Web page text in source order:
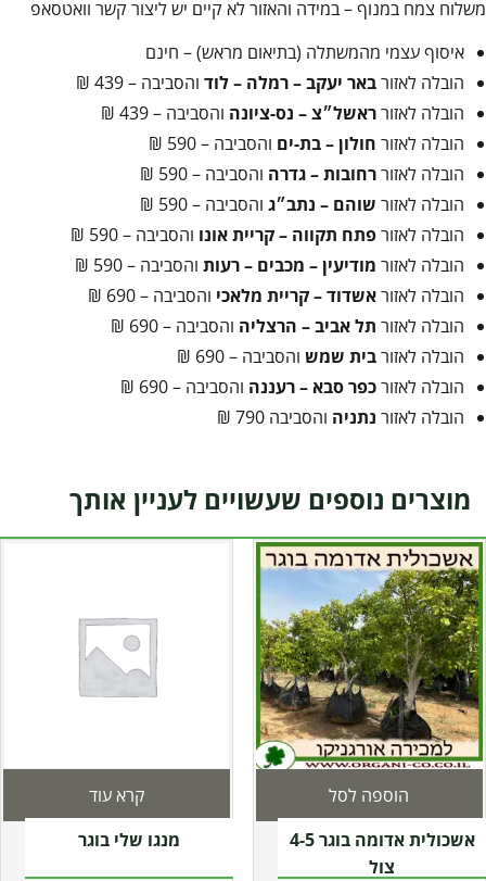
משלוח צמח במנוף – במידה והאזור לא קיים יש ליצור קשר וואטסאפ
איסוף עצמי מהמשתלה (בתיאום מראש) – חינם
הובלה לאזורבאר יעקב – רמלה – לוד והסביבה – 439 ₪
הובלה לאזורראשל״צ – נס-ציונה והסביבה – 439 ₪
הובלה לאזור חולון – בת-ים והסביבה – 590 ₪
הובלה לאזוררחובות – גדרה והסביבה – 590 ₪
הובלה לאזור שוהם – נתב״ג והסביבה – 590 ₪
הובלה לאזורפתח תקווה – קריית אונו והסביבה – 590 ₪
הובלה לאזור מודיעין – מכבים – רעות והסביבה – 590 ₪
הובלה לאזוראשדוד – קריית מלאכי והסביבה – 690 ₪
הובלה לאזור תל אביב – הרצליה והסביבה – 690 ₪
הובלה לאזורבית שמש והסביבה – 690 ₪
הובלה לאזורכפר סבא – רעננה והסביבה – 690 ₪
הובלה לאזור נתניה והסביבה 790 ₪
מוצרים נוספים שעשויים לעניין אותך
אשכולית אדומה בוגר 4-5
צול
הוספה לסל
מנגו שלי בוגר
קרא עוד